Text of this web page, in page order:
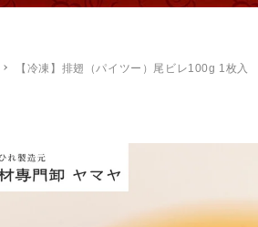
【冷凍】排翅（パイツー）尾ビレ100g 1枚入